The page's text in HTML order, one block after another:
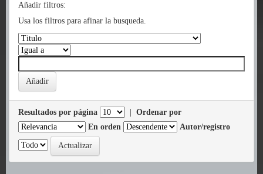
Añadir filtros:
Usa los filtros para afinar la busqueda.
Resultados por página
Ordenar por
En orden
Autor/registro